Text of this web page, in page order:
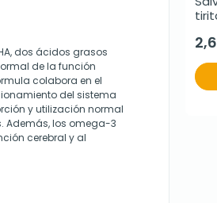
dos ácidos grasos
de la función
colabora en el
del sistema
y utilización normal
Además, los omega-3
cerebral y al